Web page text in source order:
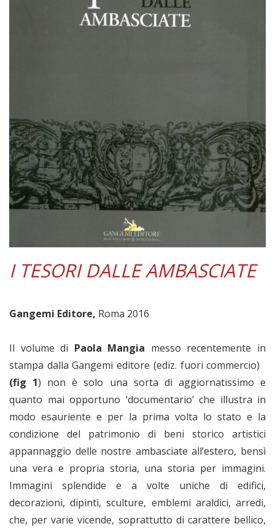
I TESORI DALLE AMBASCIATE
Gangemi Editore, Roma 2016
Il volume di Paola Mangia messo recentemente in
stampa dalla Gangemi editore (ediz. fuori commercio)
(fig 1) non è solo una sorta di aggiornatissimo e
quanto mai opportuno ‘documentario’ che illustra in
modo esauriente e per la prima volta lo stato e la
condizione del patrimonio di beni storico artistici
appannaggio delle nostre ambasciate all’estero, bensì
una vera e propria storia, una storia per immagini.
Immagini splendide e a volte uniche di edifici,
decorazioni, dipinti, sculture, emblemi araldici, arredi,
che, per varie vicende, soprattutto di carattere bellico,